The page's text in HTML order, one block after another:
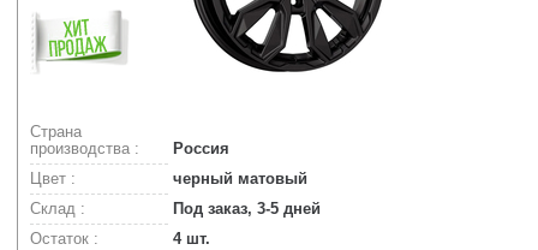
Страна
производства :
Россия
Цвет :
черный матовый
Склад :
Под заказ, 3-5 дней
Остаток :
4 шт.